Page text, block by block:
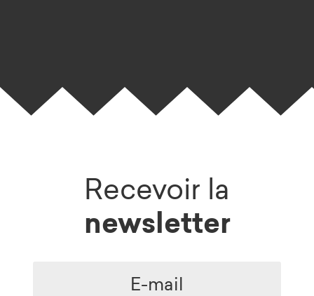
Recevoir la
newsletter